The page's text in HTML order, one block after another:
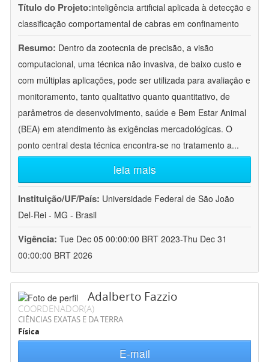
Título do Projeto:inteligência artificial aplicada à detecção e
classificação comportamental de cabras em confinamento
Resumo: Dentro da zootecnia de precisão, a visão
computacional, uma técnica não invasiva, de baixo custo e
com múltiplas aplicações, pode ser utilizada para avaliação e
monitoramento, tanto qualitativo quanto quantitativo, de
parâmetros de desenvolvimento, saúde e Bem Estar Animal
(BEA) em atendimento às exigências mercadológicas. O
ponto central desta técnica encontra-se no tratamento a...
leia mais
Instituição/UF/País: Universidade Federal de São João
Del-Rei - MG - Brasil
Vigência: Tue Dec 05 00:00:00 BRT 2023-Thu Dec 31
00:00:00 BRT 2026
Adalberto Fazzio
COORDENADOR(A)
CIÊNCIAS EXATAS E DA TERRA
Física
E-mail